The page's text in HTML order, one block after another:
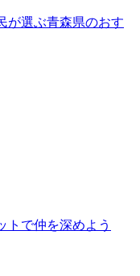
が選ぶ青森県のおす
トで仲を深めよう